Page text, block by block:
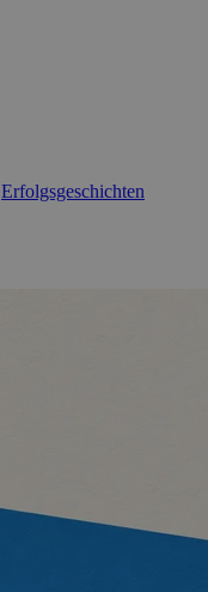
Erfolgsgeschichten